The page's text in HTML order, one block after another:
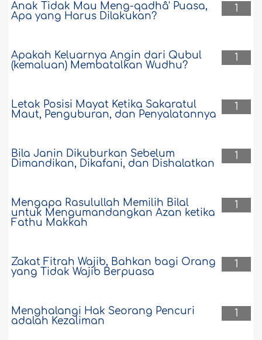
1
Anak Tidak Mau Meng-qadhâ' Puasa,
Apa yang Harus Dilakukan?
1
Apakah Keluarnya Angin dari Qubul
(kemaluan) Membatalkan Wudhu?
1
Letak Posisi Mayat Ketika Sakaratul
Maut, Penguburan, dan Penyalatannya
1
Bila Janin Dikuburkan Sebelum
Dimandikan, Dikafani, dan Dishalatkan
1
Mengapa Rasulullah Memilih Bilal
untuk Mengumandangkan Azan ketika
Fathu Makkah
1
Zakat Fitrah Wajib, Bahkan bagi Orang
yang Tidak Wajib Berpuasa
1
Menghalangi Hak Seorang Pencuri
adalah Kezaliman